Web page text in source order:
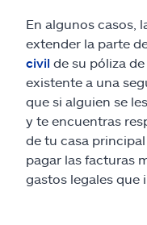
En algunos casos,
extender la parte
civil de su póliza
existente a una
que si alguien se
y te encuentras
de tu casa
pagar las facturas
gastos legales que